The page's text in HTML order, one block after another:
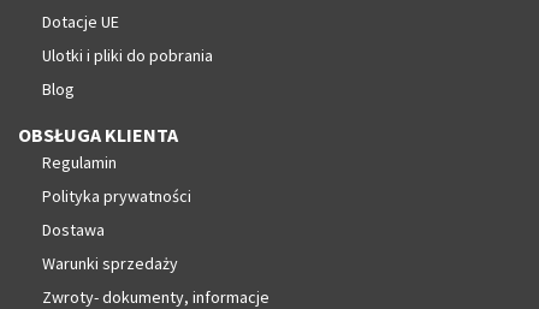
Dotacje UE
Ulotki i pliki do pobrania
Blog
OBSŁUGA KLIENTA
Regulamin
Polityka prywatności
Dostawa
Warunki sprzedaży
Zwroty- dokumenty, informacje